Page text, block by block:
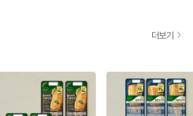
더보기